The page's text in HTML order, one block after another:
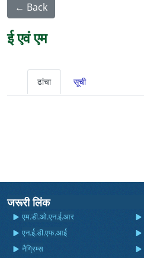
← Back
ई एवं एम
ढांचा सूची
जरूरी लिंक
एम.डी.ओ.एन.ई.आर
एन.ई.डी.एफ.आई
नैग्रिम्स